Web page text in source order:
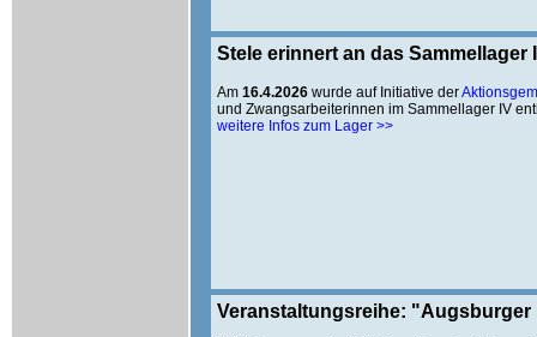
Stele erinnert an das Sammellager
Am 16.4.2026 wurde auf Initiative der
und Zwangsarbeiterinnen im Sammellager IV
weitere Infos zum Lager >>
Veranstaltungsreihe: